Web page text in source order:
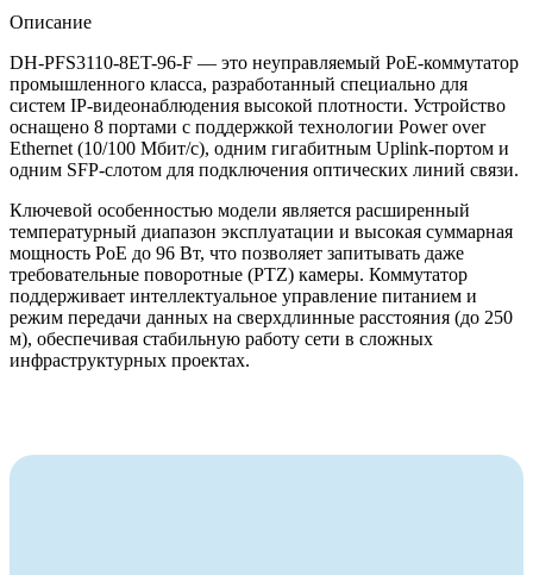
Описание
DH-PFS3110-8ET-96-F — это неуправляемый PoE-коммутатор
промышленного класса, разработанный специально для
систем IP-видеонаблюдения высокой плотности. Устройство
оснащено 8 портами с поддержкой технологии Power over
Ethernet (10/100 Мбит/с), одним гигабитным Uplink-портом и
одним SFP-слотом для подключения оптических линий связи.
Ключевой особенностью модели является расширенный
температурный диапазон эксплуатации и высокая суммарная
мощность PoE до 96 Вт, что позволяет запитывать даже
требовательные поворотные (PTZ) камеры. Коммутатор
поддерживает интеллектуальное управление питанием и
режим передачи данных на сверхдлинные расстояния (до 250
м), обеспечивая стабильную работу сети в сложных
инфраструктурных проектах.